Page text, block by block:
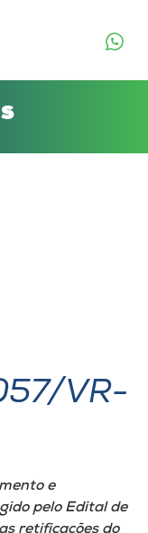
VR-
e
pelo Edital de
retificações do